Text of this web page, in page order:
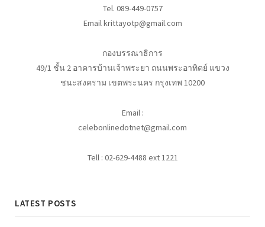
Tel. 089-449-0757
Email krittayotp@gmail.com
กองบรรณาธิการ
49/1 ชั้น 2 อาคารบ้านเจ้าพระยา ถนนพระอาทิตย์ แขวง
ชนะสงคราม เขตพระนคร กรุงเทพ 10200
Email :
celebonlinedotnet@gmail.com
Tell : 02-629-4488 ext 1221
LATEST POSTS